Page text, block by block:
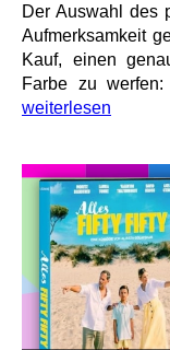
Der Auswahl des
Aufmerksamkeit
Kauf, einen
Farbe zu
weiterlesen